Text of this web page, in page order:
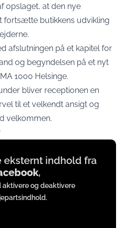
opslaget, at den nye
fortsætte butikkens udvikling
afslutningen på et kapitel for
og begyndelsen på et nyt
1000 Helsinge.
bliver receptionen en
til et velkendt ansigt og
velkommen.
eksternt indhold fra
,
aktivere og deaktivere